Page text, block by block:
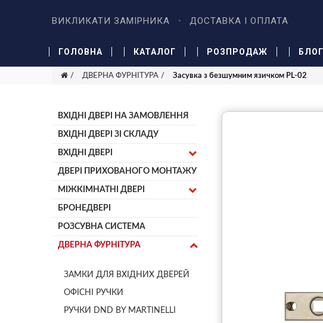
ВИКЛИКАТИ ЗАМІРНИКА ДОСТАВКА І ОПЛАТА
ГОЛОВНА КАТАЛОГ РОЗПРОДАЖ БЛОГ
ДВЕРНА ФУРНІТУРА Засувка з безшумним язичком PL-02
ВХІДНІ ДВЕРІ НА ЗАМОВЛЕННЯ
ВХІДНІ ДВЕРІ ЗІ СКЛАДУ
ВХІДНІ ДВЕРІ
ДВЕРІ ПРИХОВАНОГО МОНТАЖУ
МІЖКІМНАТНІ ДВЕРІ
БРОНЕДВЕРІ
РОЗСУВНА СИСТЕМА
ДВЕРНА ФУРНІТУРА
ЗАМКИ ДЛЯ ВХІДНИХ ДВЕРЕЙ
ОФІСНІ РУЧКИ
РУЧКИ DND BY MARTINELLI